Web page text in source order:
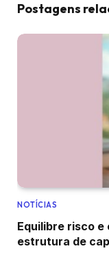
Postagens
NOTÍCIAS
Equilibre risco e
estrutura de